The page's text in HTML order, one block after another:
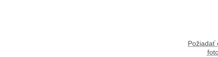
Požiadať